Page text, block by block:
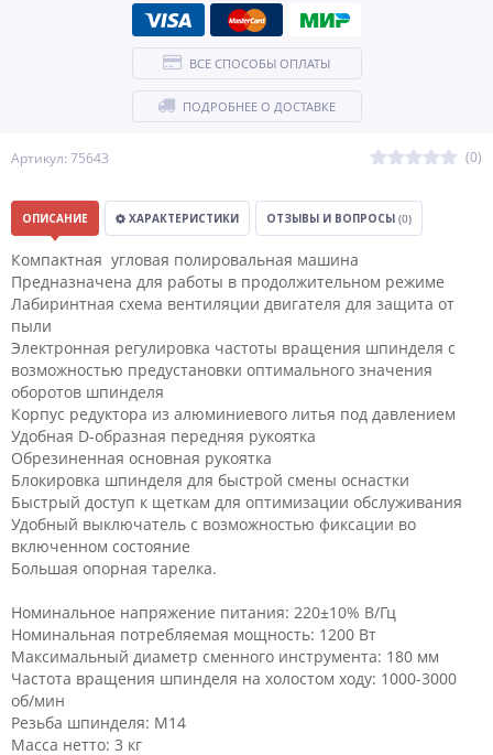
Артикул: 75643 (0)
ВСЕ СПОСОБЫ ОПЛАТЫ
ПОДРОБНЕЕ О ДОСТАВКЕ
ОПИСАНИЕ ХАРАКТЕРИСТИКИ ОТЗЫВЫ И ВОПРОСЫ (0)
Компактная угловая полировальная машина
Предназначена для работы в продолжительном режиме
Лабиринтная схема вентиляции двигателя для защита от
пыли
Электронная регулировка частоты вращения шпинделя с
возможностью предустановки оптимального значения
оборотов шпинделя
Корпус редуктора из алюминиевого литья под давлением
Удобная D-образная передняя рукоятка
Обрезиненная основная рукоятка
Блокировка шпинделя для быстрой смены оснастки
Быстрый доступ к щеткам для оптимизации обслуживания
Удобный выключатель с возможностью фиксации во
включенном состояние
Большая опорная тарелка.
Номинальное напряжение питания: 220±10% В/Гц
Номинальная потребляемая мощность: 1200 Вт
Максимальный диаметр сменного инструмента: 180 мм
Частота вращения шпинделя на холостом ходу: 1000-3000
об/мин
Резьба шпинделя: М14
Масса нетто: 3 кг